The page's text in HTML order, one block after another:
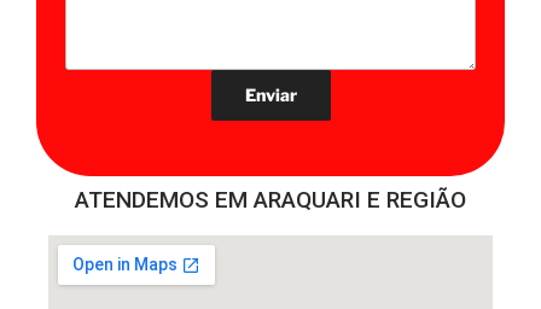
ATENDEMOS EM ARAQUARI E REGIÃO